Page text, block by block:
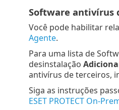
Software antivírus
Você pode habilitar
Agente.
Para uma lista de
desinstalação
antivírus de terceiros,
Siga as instruções
ESET PROTECT On-